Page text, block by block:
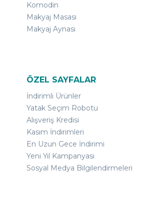
Komodin
Makyaj Masası
Makyaj Aynası
ÖZEL SAYFALAR
İndirimli Ürünler
Yatak Seçim Robotu
Alışveriş Kredisi
Kasım İndirimleri
En Uzun Gece İndirimi
Yeni Yıl Kampanyası
Sosyal Medya Bilgilendirmeleri